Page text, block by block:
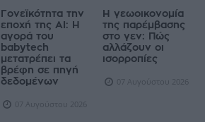
Γονεϊκότητα την
εποχή της AI: Η
αγορά του
babytech
μετατρέπει τα
βρέφη σε πηγή
δεδομένων
07 Αυγούστου 2026
Η γεωοικονομία
της παρέμβασης
στο γεν: Πώς
αλλάζουν οι
ισορροπίες
07 Αυγούστου 2026